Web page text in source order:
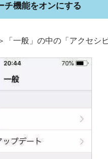
チ機能をオンにする
「一般」の中の「アクセシ